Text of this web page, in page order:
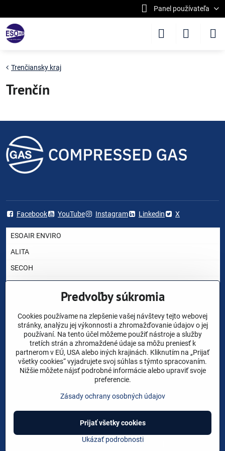
Panel používateľa
Trenčiansky kraj
Trenčín
Facebook YouTube Instagram Linkedin X
ESOAIR ENVIRO
ALITA
SECOH
YASUNAGA RIETSCHLE THOMAS
NITTO KOHKI
CHARLES AUSTEN
AKO VYBRAŤ DÚCHADLO ?
©2026Copyright
Predvoľby súkromiaZásady ochrany osobných údajov
Vytvorené pomocou:BiznisWeb.sk
Predvoľby súkromia
Cookies používame na zlepšenie vašej návštevy tejto webovej
stránky, analýzu jej výkonnosti a zhromažďovanie údajov o jej
používaní. Na tento účel môžeme použiť nástroje a služby
tretích strán a zhromaždené údaje sa môžu preniesť k
partnerom v EÚ, USA alebo iných krajinách. Kliknutím na „Prijať
všetky cookies“ vyjadrujete svoj súhlas s týmto spracovaním.
Nižšie môžete nájsť podrobné informácie alebo upraviť svoje
preferencie.
Zásady ochrany osobných údajov
Ukázať podrobnosti
Prijať všetky cookies